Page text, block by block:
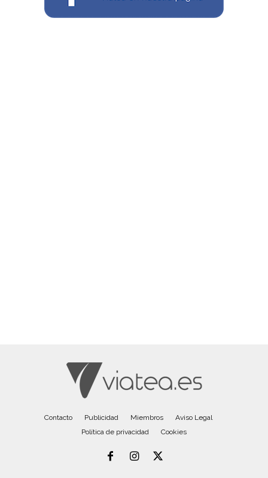
Contacto Publicidad Miembros
Aviso Legal
Política de privacidad
Cookies